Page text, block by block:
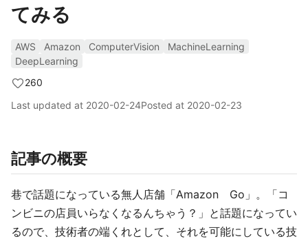
てみる
AWS Amazon ComputerVision
MachineLearning
DeepLearning
260
Last updated at 2020-02-24Posted at 2020-02-23
記事の概要
巷で話題になっている無人店舗「Amazon Go」。「コ
ンビニの店員いらなくなるんちゃう？」と話題になってい
るので、技術者の端くれとして、それを可能にしている技